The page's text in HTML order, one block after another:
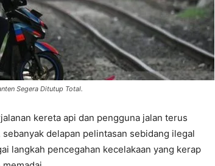
Segera Ditutup Total.
kereta api dan pengguna jalan terus
delapan pelintasan sebidang ilegal
langkah pencegahan kecelakaan yang kerap